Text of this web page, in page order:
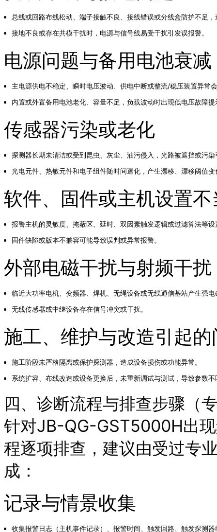
总线或回路布线松动、端子接触不良、接线错误或分线盒防护不足
接地不良或存在共模干扰时，电源与信号线易受干扰引发误报警。
电源问题与备用电池衰减
主电源供电不稳定、瞬时电压波动、供电中断或整流/稳压装置异常
内置或外置备用电池老化、容量不足，负载波动时出现低电压故障
传感器污染或老化
探测器长期未清洁或受到昆虫、灰尘、油污侵入，光路被遮挡或污
光电元件、热敏元件和电子组件随时间退化，产生漂移、漂移阈值
软件、固件或主机设置不
报警主机的灵敏度、掩蔽区、延时、双因素触发逻辑或过滤算法等
固件缺陷或版本不兼容可能导致误判或异常报警。
外部电磁干扰与射频干扰
临近大功率电机、变频器、焊机、无绳设备或无线通信基站产生强
无线传感器或中继设备存在信号冲突或干扰。
施工、维护与改造引起的
施工阶段未严格隔离或保护探测器，造成设备损伤或功能异常。
系统扩容、布线改造或设备更换后，未重新调试与测试，导致参数
四、诊断流程与排查步骤（
针对JB-QG-GST5000H出
程逐项排查，建议由受过专
成：
记录与情景收集
收集报警日志（主机事件记录）、报警时间、触发回路、触发探测